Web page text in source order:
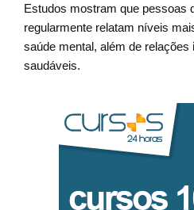
Estudos mostram que pessoas
regularmente relatam níveis
saúde mental, além de relações
saudáveis.